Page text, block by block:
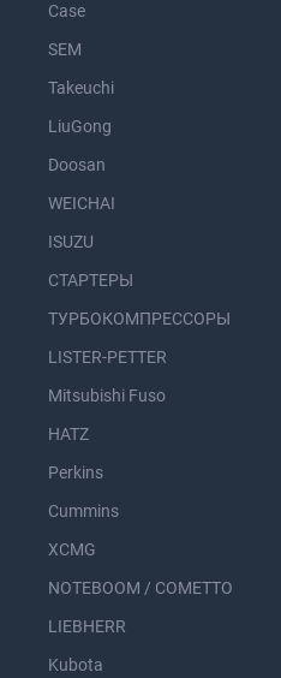
Case
SEM
Takeuchi
LiuGong
Doosan
WEICHAI
ISUZU
СТАРТЕРЫ
ТУРБОКОМПРЕССОРЫ
LISTER-PETTER
Mitsubishi Fuso
HATZ
Perkins
Cummins
XCMG
NOTEBOOM / COMETTO
LIEBHERR
Kubota